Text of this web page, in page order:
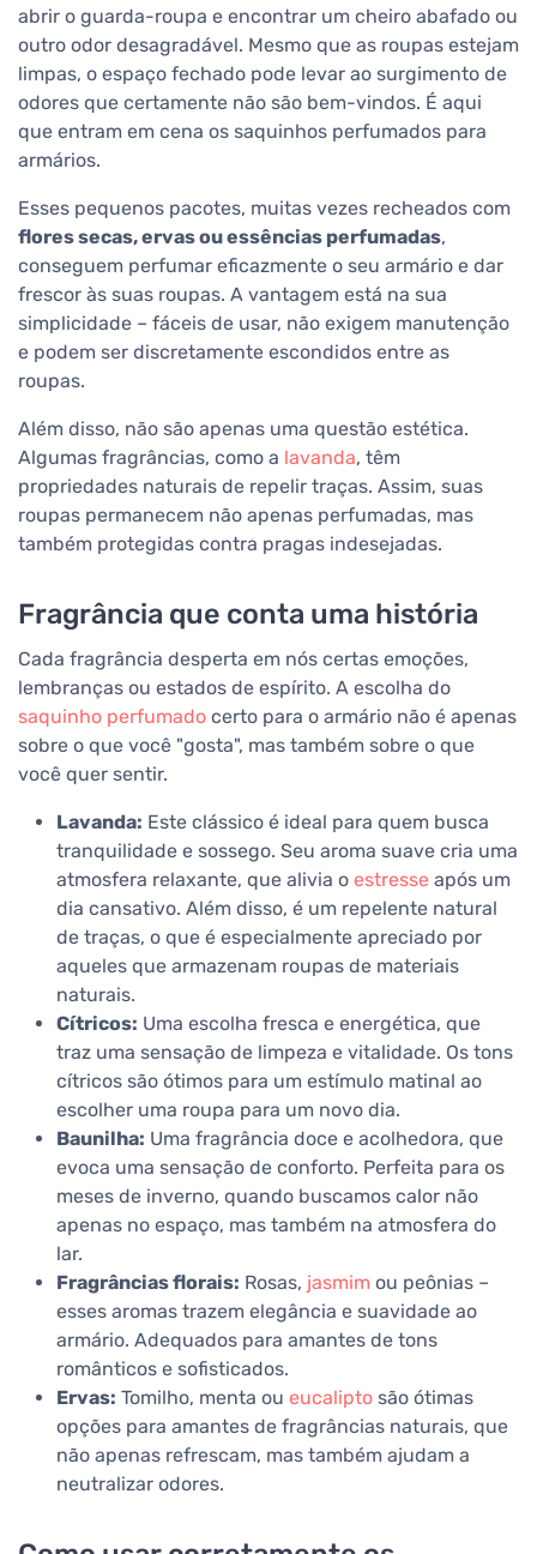
abrir o guarda-roupa e encontrar um cheiro abafado ou
outro odor desagradável. Mesmo que as roupas estejam
limpas, o espaço fechado pode levar ao surgimento de
odores que certamente não são bem-vindos. É aqui
que entram em cena os saquinhos perfumados para
armários.
Esses pequenos pacotes, muitas vezes recheados com
flores secas, ervas ou essências perfumadas,
conseguem perfumar eficazmente o seu armário e dar
frescor às suas roupas. A vantagem está na sua
simplicidade – fáceis de usar, não exigem manutenção
e podem ser discretamente escondidos entre as
roupas.
Além disso, não são apenas uma questão estética.
Algumas fragrâncias, como a lavanda, têm
propriedades naturais de repelir traças. Assim, suas
roupas permanecem não apenas perfumadas, mas
também protegidas contra pragas indesejadas.
Fragrância que conta uma história
Cada fragrância desperta em nós certas emoções,
lembranças ou estados de espírito. A escolha do
saquinho perfumado certo para o armário não é apenas
sobre o que você "gosta", mas também sobre o que
você quer sentir.
Lavanda: Este clássico é ideal para quem busca
tranquilidade e sossego. Seu aroma suave cria uma
atmosfera relaxante, que alivia o estresse após um
dia cansativo. Além disso, é um repelente natural
de traças, o que é especialmente apreciado por
aqueles que armazenam roupas de materiais
naturais.
Cítricos: Uma escolha fresca e energética, que
traz uma sensação de limpeza e vitalidade. Os tons
cítricos são ótimos para um estímulo matinal ao
escolher uma roupa para um novo dia.
Baunilha: Uma fragrância doce e acolhedora, que
evoca uma sensação de conforto. Perfeita para os
meses de inverno, quando buscamos calor não
apenas no espaço, mas também na atmosfera do
lar.
Fragrâncias florais: Rosas, jasmim ou peônias –
esses aromas trazem elegância e suavidade ao
armário. Adequados para amantes de tons
românticos e sofisticados.
Ervas: Tomilho, menta ou eucalipto são ótimas
opções para amantes de fragrâncias naturais, que
não apenas refrescam, mas também ajudam a
neutralizar odores.